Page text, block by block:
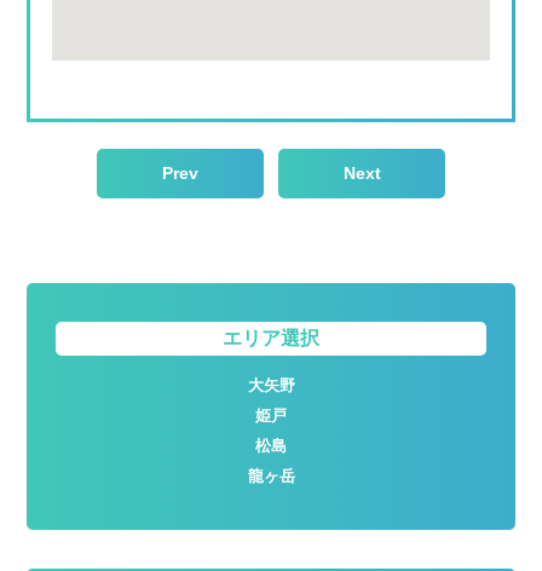
Prev Next
エリア選択
大矢野
姫戸
松島
龍ヶ岳